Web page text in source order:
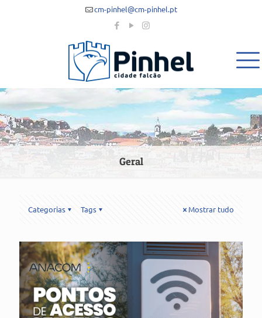
cm-pinhel@cm-pinhel.pt
Geral
Categorias Tags Mostrar tudo